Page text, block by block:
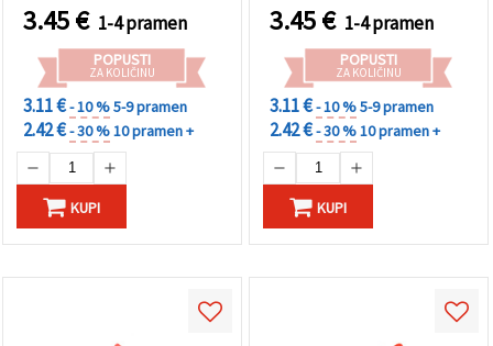
kamen za DIY izradu
nakita
3.45€ 1-4 pramen
POPUSTI
ZA KOLIČINU
3.11 €- 10 %5-9 pramen
2.42 €- 30 %10 pramen +
KUPI
od poludragog kamena za
izradu nakita i uradi-
sam/DIY projekte
3.45€ 1-4 pramen
POPUSTI
ZA KOLIČINU
3.11 €- 10 %5-9 pramen
2.42 €- 30 %10 pramen +
KUPI